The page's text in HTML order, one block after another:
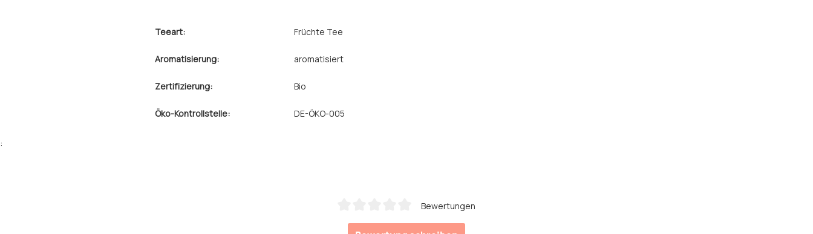
Teeart: Früchte Tee
Aromatisierung: aromatisiert
Zertifizierung: Bio
Öko-Kontrollstelle: DE-ÖKO-005
:
Bewertungen